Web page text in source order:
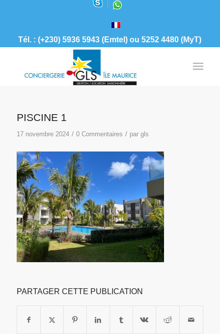
Tél. : (+230) 5936 5943 (Emtel) ou 5252 4480 (MyT)
PISCINE 1
17 novembre 2024 / 0 Commentaires / par gls
PARTAGER CETTE PUBLICATION